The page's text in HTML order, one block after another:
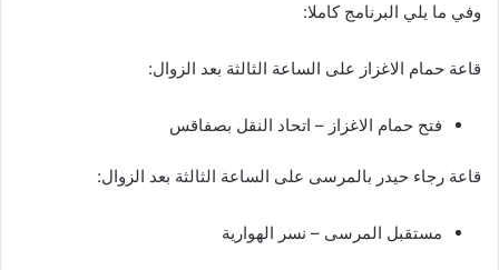
وفي ما يلي البرنامج كاملا:
قاعة حمام الاغزاز على الساعة الثالثة بعد الزوال:
فتح حمام الاغزاز – اتحاد النقل بصفاقس
قاعة رجاء حيدر بالمرسى على الساعة الثالثة بعد الزوال:
مستقبل المرسى – نسر الهوارية